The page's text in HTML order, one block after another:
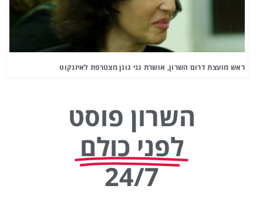
ראש מועצת דרום השרון, אושרת גני גונן מצטרפת לאיזנקוט
השרון פוסט
לפני כולם
24/7